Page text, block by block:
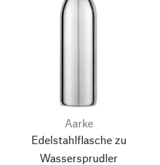
Aarke
Edelstahlflasche zu
Wassersprudler